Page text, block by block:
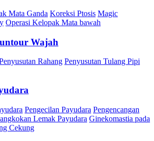
Mata Ganda Koreksi Ptosis Magic
Operasi Kelopak Mata bawah
Wajah
Rahang Penyusutan Tulang Pipi
Pengecilan Payudara Pengencangan
Lemak Payudara Ginekomastia pada
Cekung